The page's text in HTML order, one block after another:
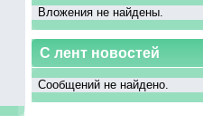
Вложения не найдены.
С лент новостей
Сообщений не найдено.